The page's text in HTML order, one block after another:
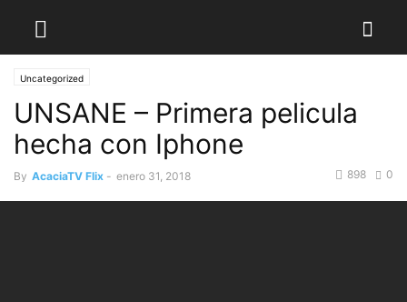
Uncategorized
UNSANE – Primera pelicula
hecha con Iphone
By AcaciaTV Flix - enero 31, 2018 0
898